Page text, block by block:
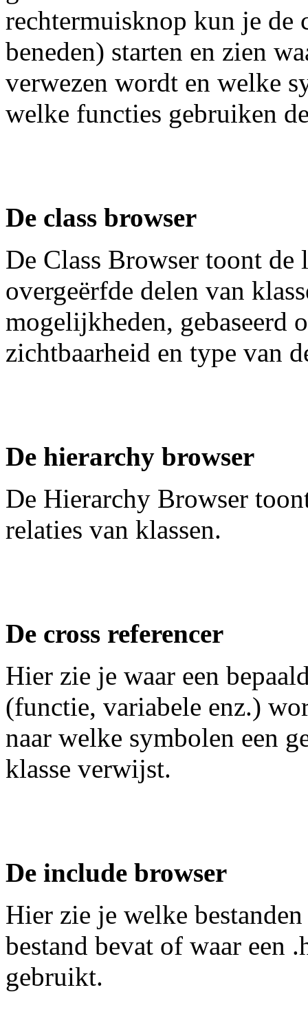
rechtermuisknop kun je de
beneden) starten en zien
verwezen wordt en welke
welke functies gebruiken
De class browser
De Class Browser toont de
overgeërfde delen van
mogelijkheden, gebaseerd
zichtbaarheid en type van
De hierarchy browser
De Hierarchy Browser
relaties van klassen.
De cross referencer
Hier zie je waar een
(functie, variabele enz.)
naar welke symbolen een
klasse verwijst.
De include browser
Hier zie je welke
bestand bevat of waar een
gebruikt.